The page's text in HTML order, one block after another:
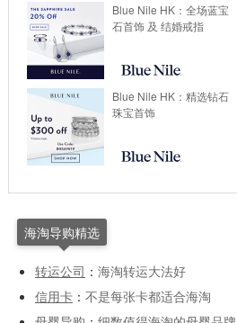
Blue Nile HK：全场蓝宝
石首饰 及 结婚戒指
Blue Nile HK：精选钻石
珠宝首饰
海淘导购精选
转运公司 ： 海淘转运大法好
信用卡 ： 不是每张卡都适合海淘